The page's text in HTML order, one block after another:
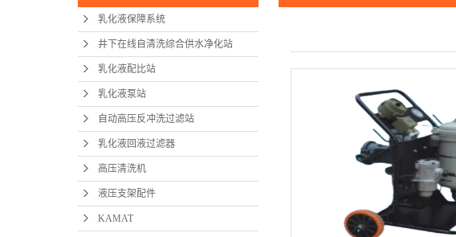
乳化液保障系统
井下在线自清洗综合供水净化站
乳化液配比站
乳化液泵站
自动高压反冲洗过滤站
乳化液回液过滤器
高压清洗机
液压支架配件
KAMAT